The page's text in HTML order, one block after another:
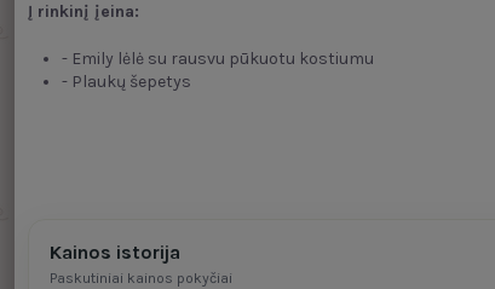
Į rinkinį įeina:
- Emily lėlė su rausvu pūkuotu kostiumu
- Plaukų šepetys
Kainos istorija
Paskutiniai kainos pokyčiai